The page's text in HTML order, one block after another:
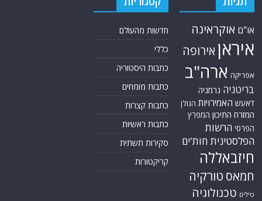
או"ם אוקראינה
איראן אירופה
אפריקה ארה"ב
בריטניה גרמניה
דאעש האמירויות הגולן
המזרח התיכון המפרץ
הפרסי הרשות
הפלסטינית חות'ים
חיזבאללה
חמאס טורקיה
טילים טכנולוגיה
חדשות מהעולם
כללי
כתבות היסטוריה
כתבות מומחים
כתבות קצרות
כתבות ראשיות
סקירות תשתית
קריקטורות